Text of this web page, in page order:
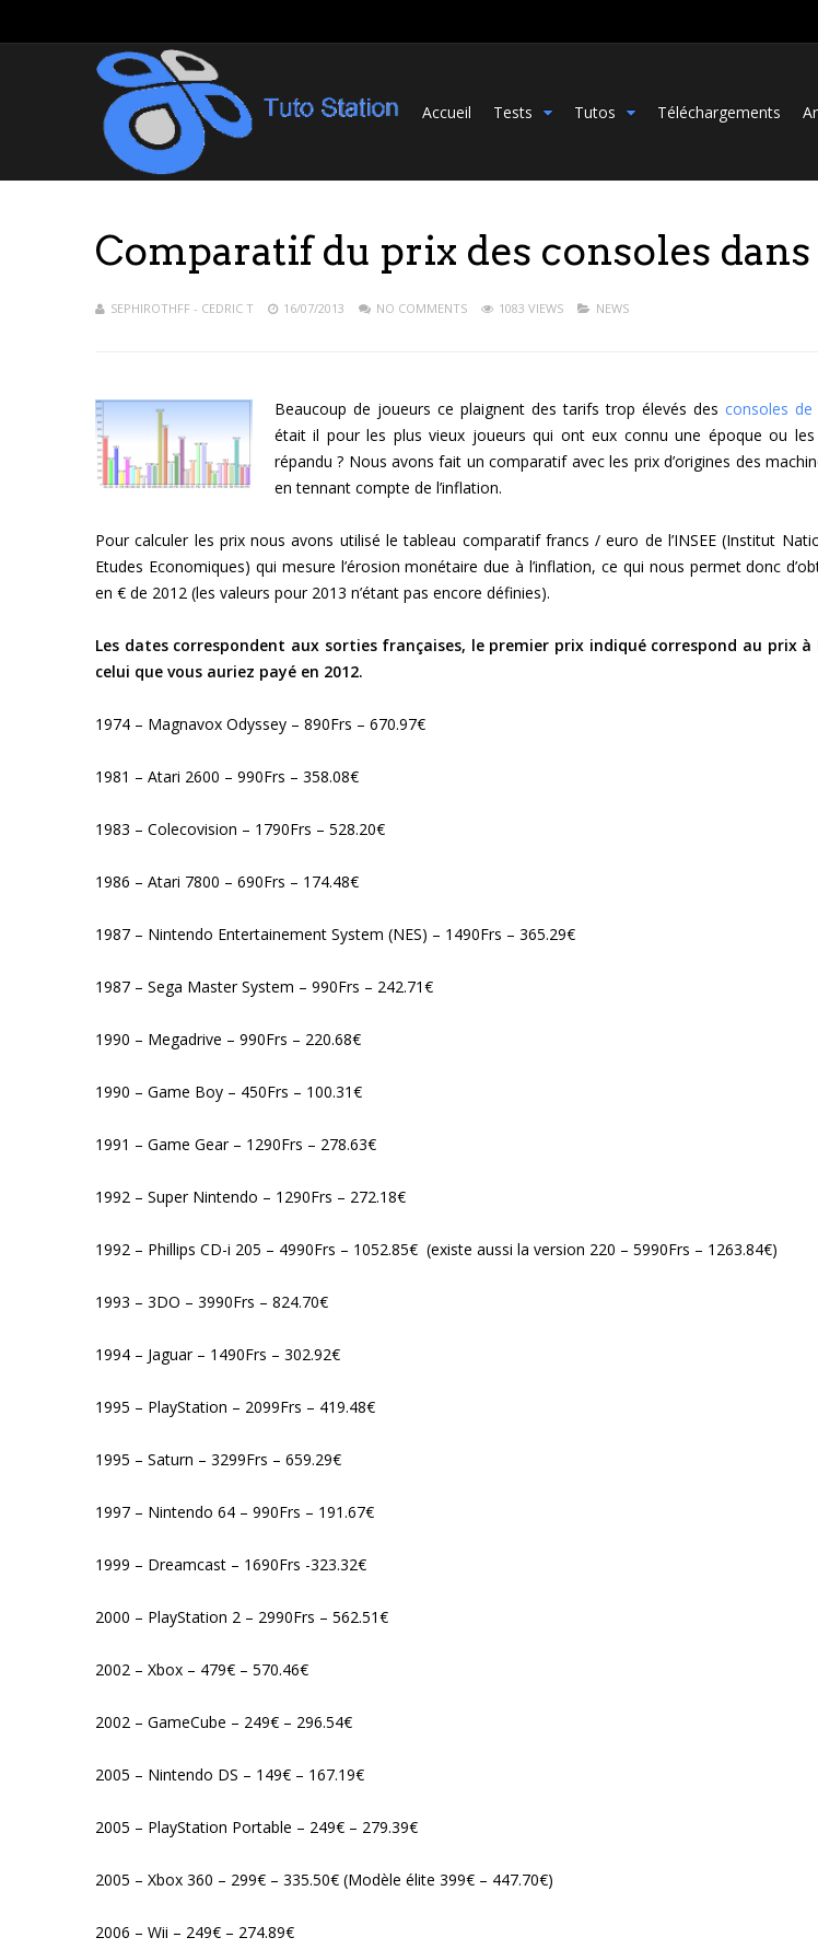
Accueil Tests Tutos Téléchargements
Comparatif du prix des consoles
SEPHIROTHFF - CEDRIC T 16/07/2013 NO COMMENTS 1083 VIEWS NEWS
Beaucoup de joueurs ce plaignent des tarifs trop élevés des consoles de
était il pour les plus vieux joueurs qui ont eux connu une époque ou les
répandu ? Nous avons fait un comparatif avec les prix d’origines des
en tennant compte de l’inflation.
Pour calculer les prix nous avons utilisé le tableau comparatif francs / euro de l’INSEE (Institut
Etudes Economiques) qui mesure l’érosion monétaire due à l’inflation, ce qui nous permet donc
en € de 2012 (les valeurs pour 2013 n’étant pas encore définies).
Les dates correspondent aux sorties françaises, le premier prix indiqué correspond au prix
celui que vous auriez payé en 2012.
1974 – Magnavox Odyssey – 890Frs – 670.97€
1981 – Atari 2600 – 990Frs – 358.08€
1983 – Colecovision – 1790Frs – 528.20€
1986 – Atari 7800 – 690Frs – 174.48€
1987 – Nintendo Entertainement System (NES) – 1490Frs – 365.29€
1987 – Sega Master System – 990Frs – 242.71€
1990 – Megadrive – 990Frs – 220.68€
1990 – Game Boy – 450Frs – 100.31€
1991 – Game Gear – 1290Frs – 278.63€
1992 – Super Nintendo – 1290Frs – 272.18€
1992 – Phillips CD-i 205 – 4990Frs – 1052.85€ (existe aussi la version 220 – 5990Frs – 1263.84€)
1993 – 3DO – 3990Frs – 824.70€
1994 – Jaguar – 1490Frs – 302.92€
1995 – PlayStation – 2099Frs – 419.48€
1995 – Saturn – 3299Frs – 659.29€
1997 – Nintendo 64 – 990Frs – 191.67€
1999 – Dreamcast – 1690Frs -323.32€
2000 – PlayStation 2 – 2990Frs – 562.51€
2002 – Xbox – 479€ – 570.46€
2002 – GameCube – 249€ – 296.54€
2005 – Nintendo DS – 149€ – 167.19€
2005 – PlayStation Portable – 249€ – 279.39€
2005 – Xbox 360 – 299€ – 335.50€ (Modèle élite 399€ – 447.70€)
2006 – Wii – 249€ – 274.89€